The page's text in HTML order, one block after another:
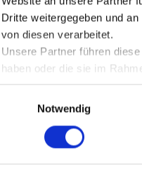
Dritte weitergegeben und
von diesen verarbeitet.
Unsere Partner führen
haben oder die sie im
Sie der Nutzung von
unserer Website nicht
Datenschutz
Notwendig